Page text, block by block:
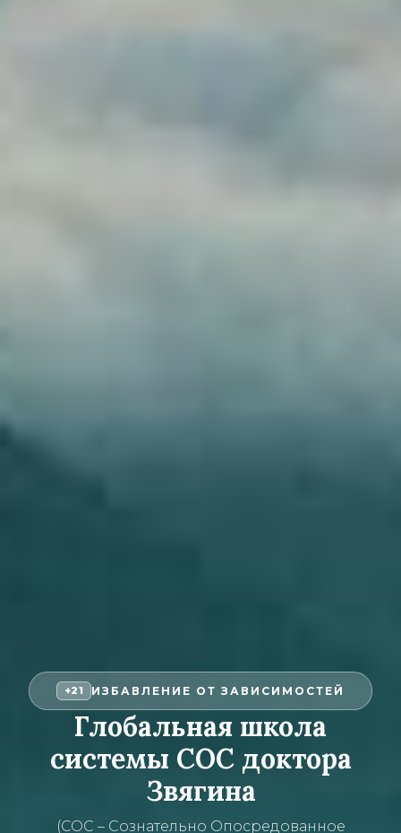
+21 ИЗБАВЛЕНИЕ ОТ ЗАВИСИМОСТЕЙ
Глобальная школа
системы СОС доктора
Звягина
(СОС – Сознательно Опосредованное